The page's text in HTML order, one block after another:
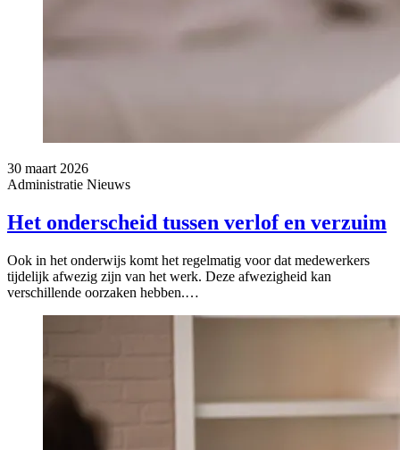
30 maart 2026
Administratie Nieuws
Het onderscheid tussen verlof en verzuim
Ook in het onderwijs komt het regelmatig voor dat medewerkers
tijdelijk afwezig zijn van het werk. Deze afwezigheid kan
verschillende oorzaken hebben.…